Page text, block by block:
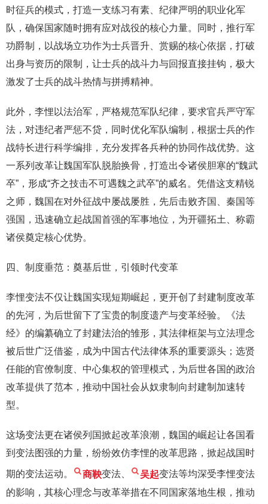
时征兵的模式，打造一支练习有素、纪律严明的职业化军
队，确保国家随时拥有应对战役的核心力量。同时，推行军
功爵制，以战场立功作为士兵晋升、赏赐的核心依据，打破
出身与资历的限制，让士兵的战斗力与回报直接挂钩，极大
激发了士兵的战斗热情与拼搏精神。
此外，李悝以法治军，严格规范军队纪律，要求官兵严守军
法，对违纪者严惩不贷，同时优化军队编制，根据士兵的作
战特长进行科学编排，充分发挥各兵种的协同作战优势。这
一系列改革让魏国军队脱胎换骨，打造出令诸侯胆寒的“魏武
卒”，形成“齐之技击不可遇魏之武卒”的威名。凭借这支精锐
之师，魏国在对外征战中屡战屡胜，先后击败齐国、秦国等
强国，迅速确立起战国首强的军事地位，为开疆拓土、称霸
诸侯奠定核心优势。
四、制度垂范：奠基后世，引领时代变革
李悝变法不仅让魏国实现短期崛起，更开创了封建制度改革
的先河，为后世留下了宝贵的制度遗产与变革经验。《法
经》的编纂确立了封建法治的雏形，其法律框架与立法理念
被后世广泛借鉴，成为中国古代法律体系的重要源头；选贤
任能的官僚制度、中心集权的管理模式，为后世各国的政治
改革提供了范本，推动中国社会从奴隶制向封建制加速转
型。
这场变法更在诸侯列国掀起改革浪潮，魏国的崛起让各国看
到变法图强的力量，纷纷效仿李悝的改革思路，掀起战国时
期的变法运动。 商鞅变法、 吴起变法等均深受李悝变法
的影响，其核心理念与改革举措在不同国家落地生根，推动